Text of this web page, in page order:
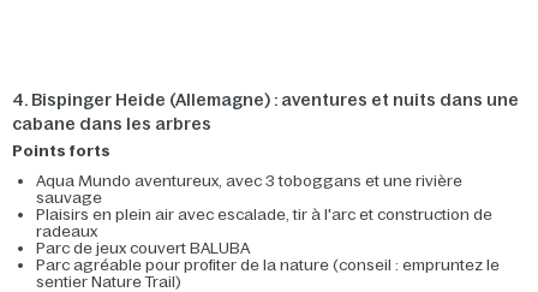
4. Bispinger Heide (Allemagne) : aventures et nuits dans une
cabane dans les arbres
Points forts
Aqua Mundo aventureux, avec 3 toboggans et une rivière
sauvage
Plaisirs en plein air avec escalade, tir à l'arc et construction de
radeaux
Parc de jeux couvert BALUBA
Parc agréable pour profiter de la nature (conseil : empruntez le
sentier Nature Trail)